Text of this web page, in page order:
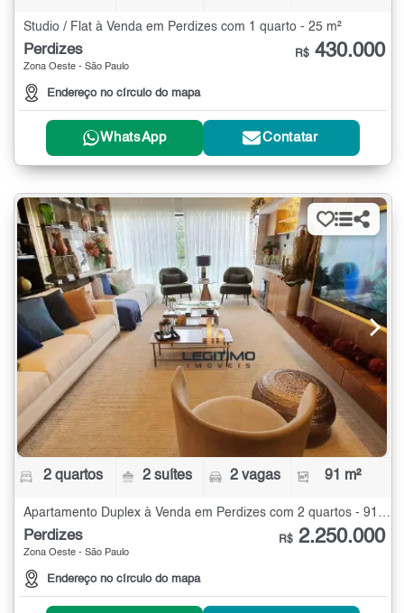
Studio / Flat à Venda em Perdizes com 1 quarto - 25 m²
Perdizes
Zona Oeste - São Paulo
Endereço no círculo do mapa
R$ 430.000
WhatsApp Contatar
2 quartos 2 suítes 2 vagas 91 m²
Perdizes
Zona Oeste - São Paulo
Endereço no círculo do mapa
R$ 2.250.000